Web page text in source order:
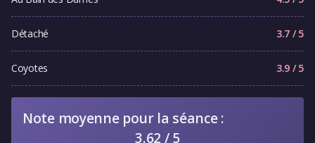
Détaché 3.7 / 5
Coyotes 3.9 / 5
Note moyenne pour la séance :
3.62 / 5